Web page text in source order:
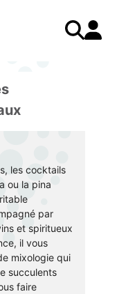
les cocktails
ou la pina
par
et spiritueux
il vous
mixologie qui
succulents
faire